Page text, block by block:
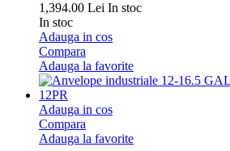
1,394.00 Lei In stoc
In stoc
Adauga in cos
Compara
Adauga la favorite
Adauga in cos
Compara
Adauga la favorite